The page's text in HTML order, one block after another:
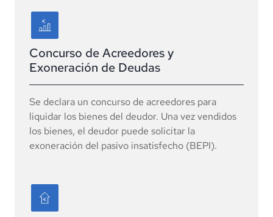
Concurso de Acreedores y
Exoneración de Deudas
Se declara un concurso de acreedores para
liquidar los bienes del deudor. Una vez vendidos
los bienes, el deudor puede solicitar la
exoneración del pasivo insatisfecho (BEPI).